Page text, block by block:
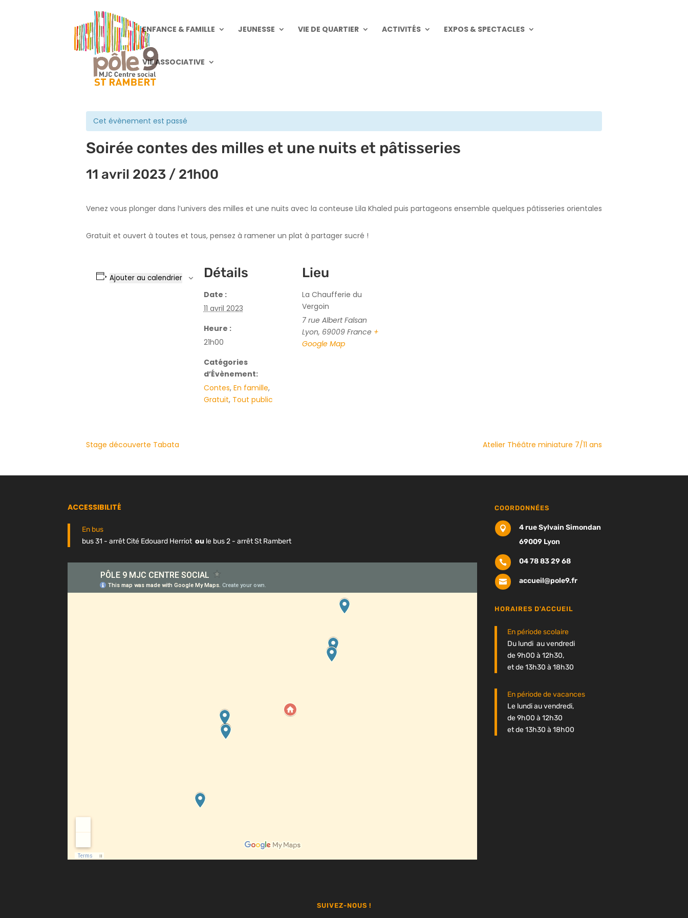
ENFANCE & FAMILLE JEUNESSE VIE DE QUARTIER ACTIVITÉS EXPOS & SPECTACLES
VIE ASSOCIATIVE
« Tous les Évènements
Cet évènement est passé
Soirée contes des milles et une nuits et pâtisseries
11 avril 2023 / 21h00
Venez vous plonger dans l’univers des milles et une nuits avec la conteuse Lila Khaled puis partageons ensemble quelques pâtisseries orientales
Gratuit et ouvert à toutes et tous, pensez à ramener un plat à partager sucré !
Ajouter au calendrier Détails
Date :
11 avril 2023
Heure :
21h00
Catégories
d’Évènement:
Contes, En famille,
Gratuit, Tout public
Lieu
La Chaufferie du
Vergoin
7 rue Albert Falsan
Lyon, 69009 France +
Google Map
Stage découverte Tabata Atelier Théâtre miniature 7/11 ans
ACCESSIBILITÉ
En bus
bus 31 - arrêt Cité Edouard Herriot ou le bus 2 - arrêt St Rambert
COORDONNÉES

4 rue Sylvain Simondan
69009 Lyon
 04 78 83 29 68
 accueil@pole9.fr
HORAIRES D'ACCUEIL
En période scolaire
Du lundi au vendredi
de 9h00 à 12h30,
et de 13h30 à 18h30
En période de vacances
Le lundi au vendredi,
de 9h00 à 12h30
et de 13h30 à 18h00
SUIVEZ-NOUS !